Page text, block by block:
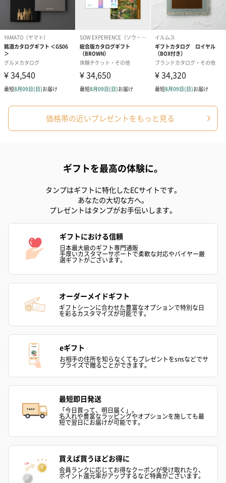
価格帯の近いプレゼントをもっと見る
ギフトを最高の体験に。
タンプはギフトに特化したECサイトです。
あなたの大切な方へ。
プレゼントはタンプがお手伝いします。
ギフトにおける信頼
日本最大級のギフト専門通販
手厚いカスタマーサポートで柔軟な対応やバイヤー厳
選ギフトがございます。
オーダーメイドギフト
ギフトシーンに合わせた豊富なオプションで特別な日
を彩るカスタマイズが可能です。
eギフト
お相手の住所を知らなくてもプレゼントをsnsなどでサ
プライズで贈ることができます。
最短即日発送
「今日買って、明日届く」。
名入れや豊富なラッピングやオプションを施しても最
短で翌日にお届けが可能です。
買えば買うほどお得に
会員ランクに応じてお得なクーポンが受け取れたり、
ポイント還元率がアップするなど特典がございます。